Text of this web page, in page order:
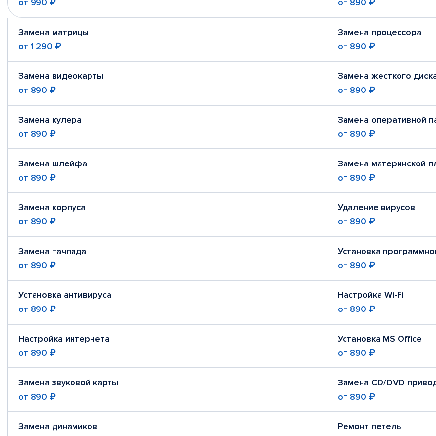
от 990 ₽
от 890 ₽
Замена матрицы
от 1 290 ₽
Замена процессора
от 890 ₽
Замена видеокарты
от 890 ₽
Замена жесткого
от 890 ₽
Замена кулера
от 890 ₽
Замена оперативной
от 890 ₽
Замена шлейфа
от 890 ₽
Замена материнской
от 890 ₽
Замена корпуса
от 890 ₽
Удаление вирусов
от 890 ₽
Замена тачпада
от 890 ₽
Установка
от 890 ₽
Установка антивируса
от 890 ₽
Настройка Wi-Fi
от 890 ₽
Настройка интернета
от 890 ₽
Установка MS Office
от 890 ₽
Замена звуковой карты
от 890 ₽
Замена CD/DVD
от 890 ₽
Замена динамиков
Ремонт петель